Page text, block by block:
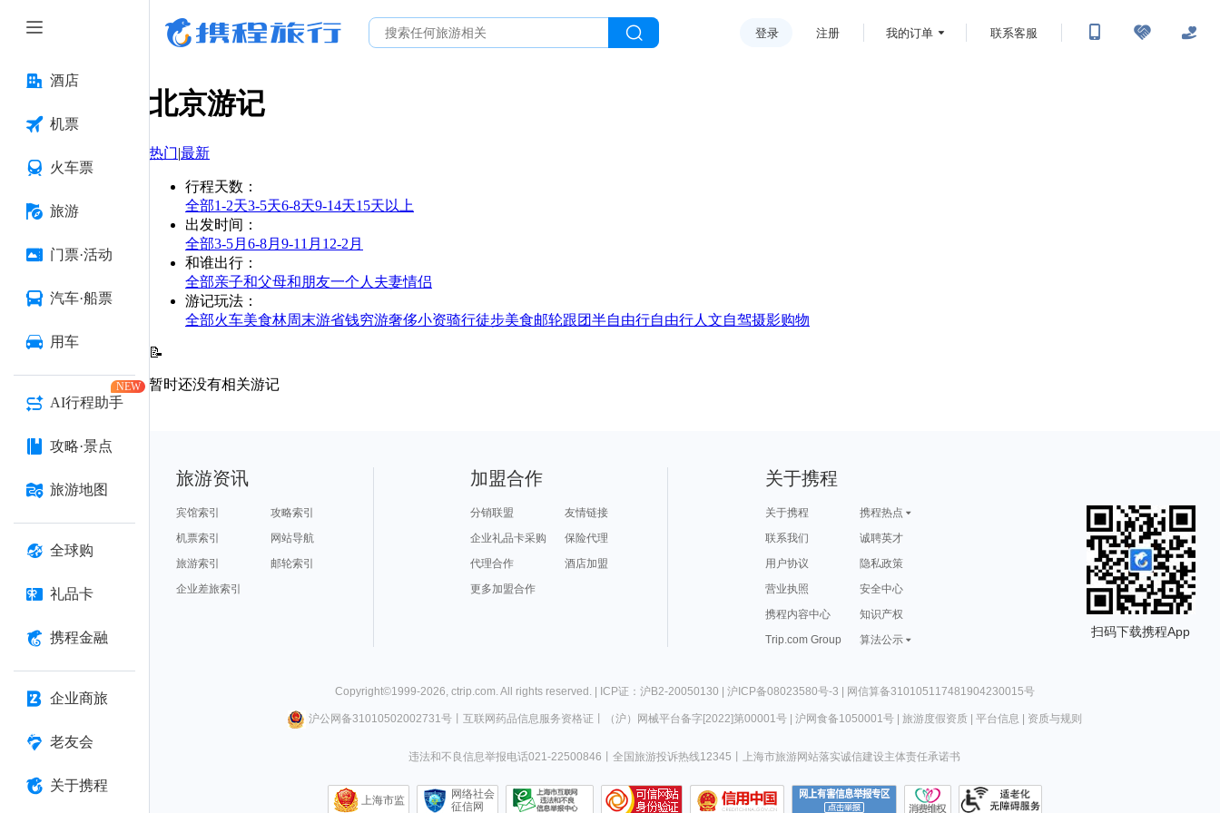
酒店
机票
火车票
旅游
门票·活动
汽车·船票
用车
AI行程助手
NEW
攻略·景点
旅游地图
全球购
礼品卡
携程金融
企业商旅
老友会
关于携程
登录 注册 我的订单 联系客服
北京游记
热门|最新
行程天数 ：
全部1-2天3-5天6-8天9-14天15天以上
出发时间 ：
全部3-5月 6-8月 9-11月 12-2月
和谁出行 ：
全部亲子和父母和朋友一个人 夫妻情侣
游记玩法 ：
全部火车美食林周末游省钱穷游奢侈小资骑行徒步美食邮轮跟团半自由行自由行人文自驾摄影购物
📝
暂时还没有相关游记
旅游资讯
宾馆索引
攻略索引
机票索引
网站导航
旅游索引
邮轮索引
企业差旅索引
加盟合作
分销联盟
友情链接
企业礼品卡采购
保险代理
代理合作
酒店加盟
更多加盟合作
关于携程
关于携程
携程热点
联系我们
诚聘英才
用户协议
隐私政策
营业执照
安全中心
携程内容中心
知识产权
Trip.com Group
算法公示
扫码下载携程App
Copyright©1999-2026, ctrip.com. All rights reserved. | ICP证：沪B2-20050130 | 沪ICP备08023580号-3 | 网信算备310105117481904230015号
沪公网备31010502002731号丨 互联网药品信息服务资格证 （沪）网械平台备字[2022]第00001号| 沪网食备1050001号| 旅游度假资质| 平台信息 资质与规则
违法和不良信息举报电话021-22500846 全国旅游投诉热线12345 上海市旅游网站落实诚信建设主体责任承诺书
上海市监
网络社会
征信网